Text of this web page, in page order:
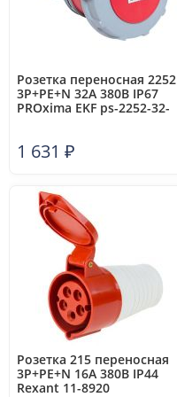
Розетка переносная 2252
3Р+РЕ+N 32А 380В IP67
PROxima EKF ps-2252-32-
1 631 ₽
Розетка 215 переносная
3Р+РЕ+N 16А 380В IP44
Rexant 11-8920